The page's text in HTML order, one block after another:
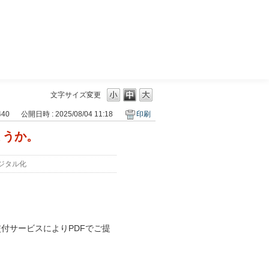
文字サイズ変更
公開日時 : 2025/08/04 11:18 印刷
か。
タル化
サービスによりPDFでご提